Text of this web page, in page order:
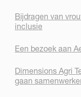
Bijdragen van
inclusie
Een bezoek aan
Dimensions Agri
gaan